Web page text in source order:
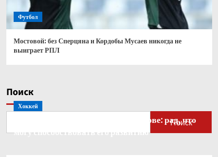
Футбол
Мостовой: без Сперцяна и Кордобы Мусаев никогда не
выиграет РПЛ
Поиск
Поиск
Хоккей
Бобровский — о голкипере Ахтямове: рад, что
могу способствовать его развитию